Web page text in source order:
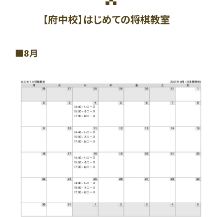
【府中校】はじめての将棋教室
8月